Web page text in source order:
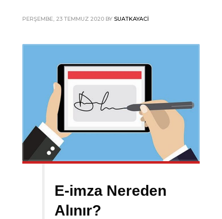
PERŞEMBE, 23 TEMMUZ 2020 BY SUATKAYACI
E-imza Nereden
Alınır?